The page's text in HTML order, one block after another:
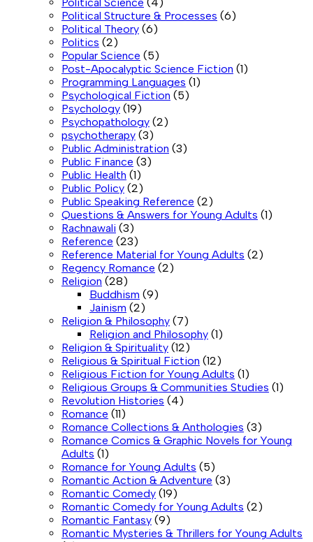
Political Structure & Processes (6)
Political Theory (6)
Politics (2)
Popular Science (5)
Post-Apocalyptic Science Fiction (1)
Programming Languages (1)
Psychological Fiction (5)
Psychology (19)
Psychopathology (2)
psychotherapy (3)
Public Administration (3)
Public Finance (3)
Public Health (1)
Public Policy (2)
Public Speaking Reference (2)
Questions & Answers for Young Adults (1)
Rachnawali (3)
Reference (23)
Reference Material for Young Adults (2)
Regency Romance (2)
Religion (28)
Buddhism (9)
Jainism (2)
Religion & Philosophy (7)
Religion and Philosophy (1)
Religion & Spirituality (12)
Religious & Spiritual Fiction (12)
Religious Fiction for Young Adults (1)
Religious Groups & Communities Studies (1)
Revolution Histories (4)
Romance (11)
Romance Collections & Anthologies (3)
Romance Comics & Graphic Novels for Young
Adults (1)
Romance for Young Adults (5)
Romantic Action & Adventure (3)
Romantic Comedy (19)
Romantic Comedy for Young Adults (2)
Romantic Fantasy (9)
Romantic Mysteries & Thrillers for Young Adults